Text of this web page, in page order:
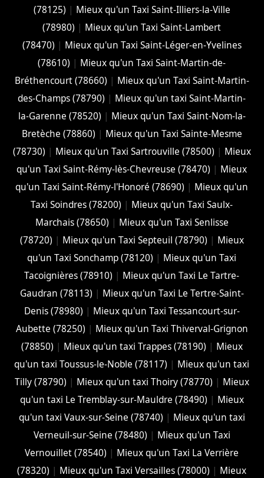
(78125) | Mieux qu'un Taxi Saint-Illiers-la-Ville
(78980) | Mieux qu'un Taxi Saint-Lambert
(78470) | Mieux qu'un Taxi Saint-Léger-en-Yvelines
(78610) | Mieux qu'un Taxi Saint-Martin-de-
Bréthencourt (78660) | Mieux qu'un Taxi Saint-Martin-
des-Champs (78790) | Mieux qu'un taxi Saint-Martin-
la-Garenne (78520) | Mieux qu'un Taxi Saint-Nom-la-
Bretèche (78860) | Mieux qu'un Taxi Sainte-Mesme
(78730) | Mieux qu'un Taxi Sartrouville (78500) | Mieux
qu'un Taxi Saint-Rémy-lès-Chevreuse (78470) | Mieux
qu'un Taxi Saint-Rémy-l'Honoré (78690) | Mieux qu'un
Taxi Soindres (78200) | Mieux qu'un Taxi Saulx-
Marchais (78650) | Mieux qu'un Taxi Senlisse
(78720) | Mieux qu'un Taxi Septeuil (78790) | Mieux
qu'un Taxi Sonchamp (78120) | Mieux qu'un Taxi
Tacoignières (78910) | Mieux qu'un Taxi Le Tartre-
Gaudran (78113) | Mieux qu'un Taxi Le Tertre-Saint-
Denis (78980) | Mieux qu'un Taxi Tessancourt-sur-
Aubette (78250) | Mieux qu'un Taxi Thiverval-Grignon
(78850) | Mieux qu'un taxi Trappes (78190) | Mieux
qu'un taxi Toussus-le-Noble (78117) | Mieux qu'un taxi
Tilly (78790) | Mieux qu'un taxi Thoiry (78770) | Mieux
qu'un taxi Le Tremblay-sur-Mauldre (78490) | Mieux
qu'un taxi Vaux-sur-Seine (78740) | Mieux qu'un taxi
Verneuil-sur-Seine (78480) | Mieux qu'un Taxi
Vernouillet (78540) | Mieux qu'un Taxi La Verrière
(78320) | Mieux qu'un Taxi Versailles (78000) | Mieux